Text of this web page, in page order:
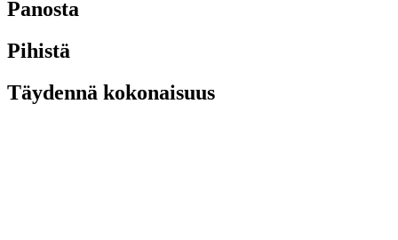
Panosta
Pihistä
Täydennä kokonaisuus